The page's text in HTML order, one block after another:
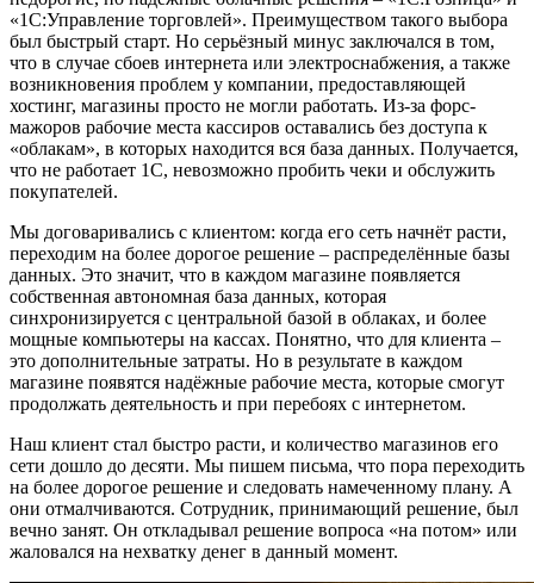
«1С:Управление торговлей». Преимуществом такого выбора
был быстрый старт. Но серьёзный минус заключался в том,
что в случае сбоев интернета или электроснабжения, а также
возникновения проблем у компании, предоставляющей
хостинг, магазины просто не могли работать. Из-за форс-
мажоров рабочие места кассиров оставались без доступа к
«облакам», в которых находится вся база данных. Получается,
что не работает 1С, невозможно пробить чеки и обслужить
покупателей.
Мы договаривались с клиентом: когда его сеть начнёт расти,
переходим на более дорогое решение – распределённые базы
данных. Это значит, что в каждом магазине появляется
собственная автономная база данных, которая
синхронизируется с центральной базой в облаках, и более
мощные компьютеры на кассах. Понятно, что для клиента –
это дополнительные затраты. Но в результате в каждом
магазине появятся надёжные рабочие места, которые смогут
продолжать деятельность и при перебоях с интернетом.
Наш клиент стал быстро расти, и количество магазинов его
сети дошло до десяти. Мы пишем письма, что пора переходить
на более дорогое решение и следовать намеченному плану. А
они отмалчиваются. Сотрудник, принимающий решение, был
вечно занят. Он откладывал решение вопроса «на потом» или
жаловался на нехватку денег в данный момент.